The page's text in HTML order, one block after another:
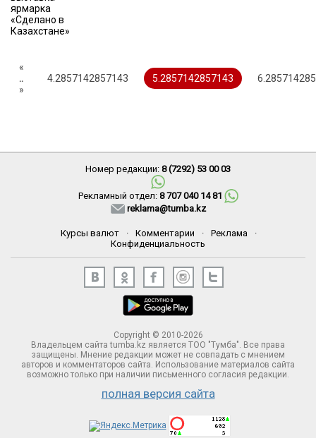
«
..
4.2857142857143 5.2857142857143
»
Номер редакции: 8 (7292) 53 00 03
Рекламный отдел: 8 707 040 14 81
reklama@tumba.kz
Курсы валют · Комментарии · Реклама
·
Конфиденциальность
Copyright © 2010-2026
Владельцем сайта tumba.kz является ТОО "Тумба". Все права
защищены. Мнение редакции может не совпадать с мнением
авторов и комментаторов сайта. Использование материалов сайта
возможно только при наличии письменного согласия редакции.
полная версия сайта